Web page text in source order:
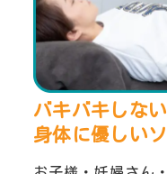
バキバキしない
身体に優しい